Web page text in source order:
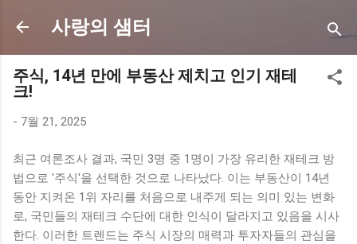
사랑의 샘터
주식, 14년 만에 부동산 제치고 인기 재테
크!
- 7월 21, 2025
최근 여론조사 결과, 국민 3명 중 1명이 가장 유리한 재테크 방
법으로 '주식'을 선택한 것으로 나타났다. 이는 부동산이 14년
동안 지켜온 1위 자리를 처음으로 내주게 되는 의미 있는 변화
로, 국민들의 재테크 수단에 대한 인식이 달라지고 있음을 시사
한다. 이러한 트렌드는 주식 시장의 매력과 투자자들의 관심을